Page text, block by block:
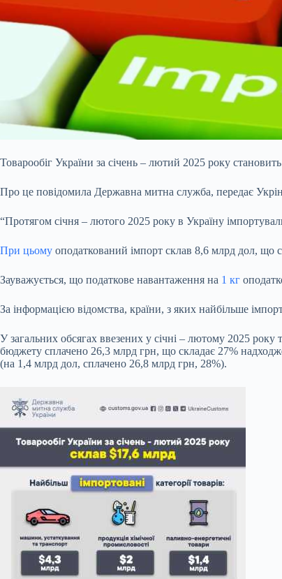
Товарообіг України за січень – лютий 2025 року
Про це повідомила Державна митна служба, передає
“Протягом січня – лютого 2025 року в Україну
При цьому оподаткований імпорт склав 8,6 млрд дол, що
Зауважується, що податкове навантаження на 1 кг
За інформацією відомства, країни, з яких найбільше
У загальних обсягах ввезених у січні – лютому 2025
бюджету сплачено 26,3 млрд грн, що складає 27%
(на 1,4 млрд дол, сплачено 26,8 млрд грн, 28%).